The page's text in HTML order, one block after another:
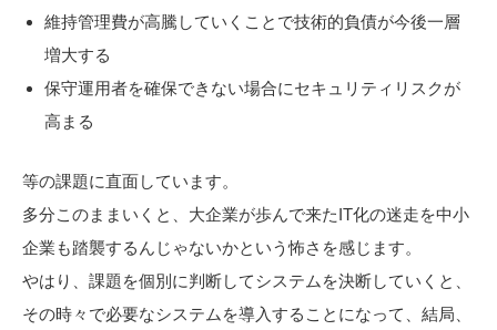
維持管理費が高騰していくことで技術的負債が今後一層
増大する
保守運用者を確保できない場合にセキュリティリスクが
高まる
等の課題に直面しています。
多分このままいくと、大企業が歩んで来たIT化の迷走を中小
企業も踏襲するんじゃないかという怖さを感じます。
やはり、課題を個別に判断してシステムを決断していくと、
その時々で必要なシステムを導入することになって、結局、